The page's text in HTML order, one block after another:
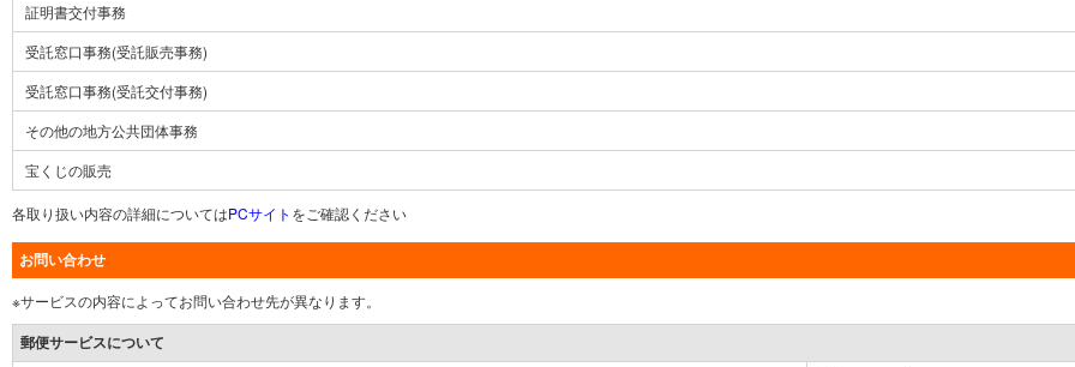
証明書交付事務
受託窓口事務(受託販売事務)
受託窓口事務(受託交付事務)
その他の地方公共団体事務
宝くじの販売
各取り扱い内容の詳細についてはPCサイト をご確認ください
お問い合わせ
※サービスの内容によってお問い合わせ先が異なります。
郵便サービスについて